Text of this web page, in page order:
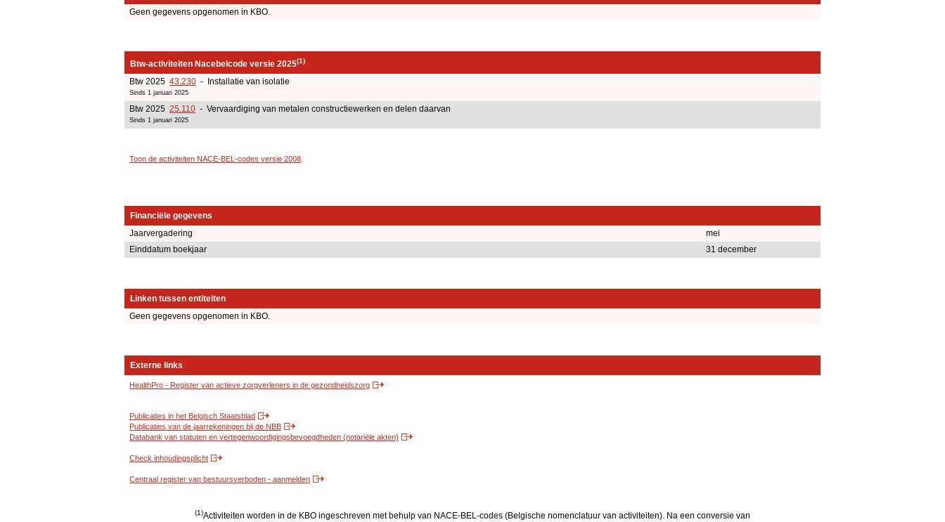
Geen gegevens opgenomen in KBO.
Btw-activiteiten Nacebelcode versie 2025(1)
Btw 2025 43.230 - Installatie van isolatie
Sinds 1 januari 2025
Btw 2025 25.110 - Vervaardiging van metalen constructiewerken en delen daarvan
Sinds 1 januari 2025
Toon de activiteiten NACE-BEL-codes versie 2008
Financiële gegevens
Jaarvergadering
mei
Einddatum boekjaar
31 december
Linken tussen entiteiten
Geen gegevens opgenomen in KBO.
Externe links
HealthPro - Register van actieve zorgverleners in de gezondheidszorg
Publicaties in het Belgisch Staatsblad
Publicaties van de jaarrekeningen bij de NBB
Databank van statuten en vertegenwoordigingsbevoegdheden (notariële akten)
Check inhoudingsplicht
Centraal register van bestuursverboden - aanmelden
(1)Activiteiten worden in de KBO ingeschreven met behulp van NACE-BEL-codes (Belgische nomenclatuur van activiteiten). Na een conversie van